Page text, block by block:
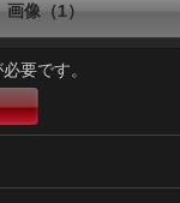
画像（1）
要です。